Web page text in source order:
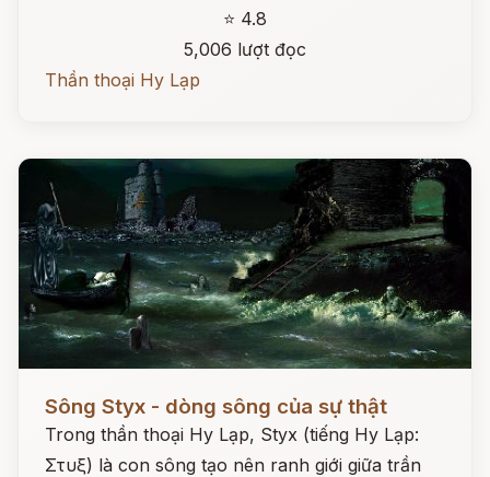
⭐ 4.8
5,006 lượt đọc
Thần thoại Hy Lạp
Sông Styx - dòng sông của sự thật
Trong thần thoại Hy Lạp, Styx (tiếng Hy Lạp:
Στυξ) là con sông tạo nên ranh giới giữa trần